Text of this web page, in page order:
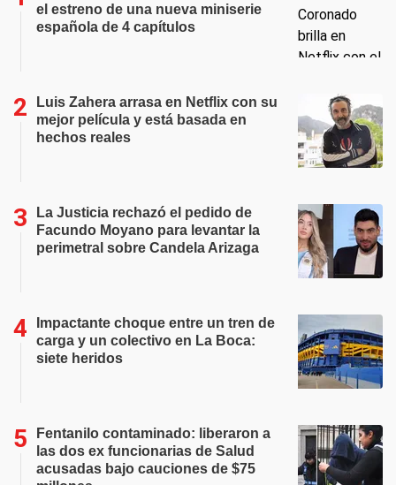
el estreno de una nueva miniserie
española de 4 capítulos
Luis Zahera arrasa en Netflix con su
mejor película y está basada en
hechos reales
La Justicia rechazó el pedido de
Facundo Moyano para levantar la
perimetral sobre Candela Arizaga
Impactante choque entre un tren de
carga y un colectivo en La Boca:
siete heridos
Fentanilo contaminado: liberaron a
las dos ex funcionarias de Salud
acusadas bajo cauciones de $75